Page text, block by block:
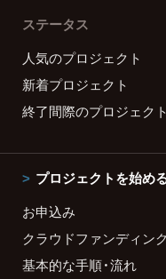
ステータス
人気のプロジェクト
新着プロジェクト
終了間際のプロジェクト
プロジェクトを始め
お申込み
クラウドファンディン
基本的な手順・流れ